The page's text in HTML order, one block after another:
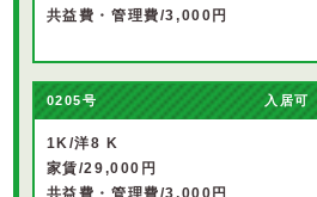
共益費・管理費/3,000円
0205号 入居可
1K/洋8 K
家賃/29,000円
共益費・管理費/3,000円